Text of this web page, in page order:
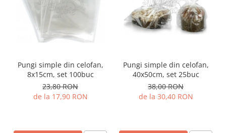
Pungi simple din celofan,
8x15cm, set 100buc
23,80 RON
de la 17,90 RON
Pungi simple din celofan,
40x50cm, set 25buc
38,00 RON
de la 30,40 RON